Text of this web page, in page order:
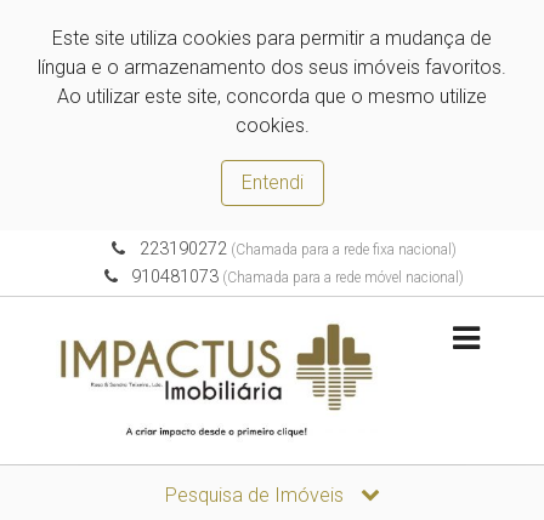
Este site utiliza cookies para permitir a mudança de
língua e o armazenamento dos seus imóveis favoritos.
Ao utilizar este site, concorda que o mesmo utilize
cookies.
Entendi
223190272(Chamada para a rede fixa nacional)
910481073 (Chamada para a rede móvel nacional)
Pesquisa de Imóveis